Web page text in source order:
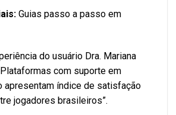
Guias passo a passo em
do usuário Dra. Mariana
com suporte em
apresentam índice de satisfação
jogadores brasileiros”.